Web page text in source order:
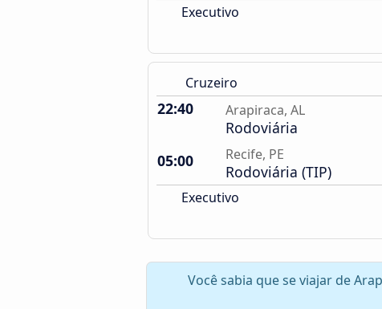
Executivo
Cruzeiro
22:40 Arapiraca, AL
Rodoviária
05:00
Recife, PE
Rodoviária (TIP)
Executivo
Você sabia que se viajar de